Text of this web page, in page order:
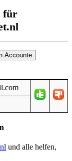
für
und alle helfen,